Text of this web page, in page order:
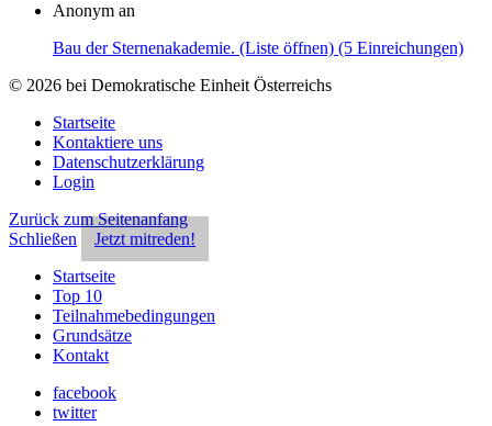
Anonym an
Bau der Sternenakademie. (Liste öffnen) (5 Einreichungen)
© 2026 bei Demokratische Einheit Österreichs
Startseite
Kontaktiere uns
Datenschutzerklärung
Login
Zurück zum Seitenanfang
Schließen
Jetzt mitreden!
Startseite
Top 10
Teilnahmebedingungen
Grundsätze
Kontakt
facebook
twitter